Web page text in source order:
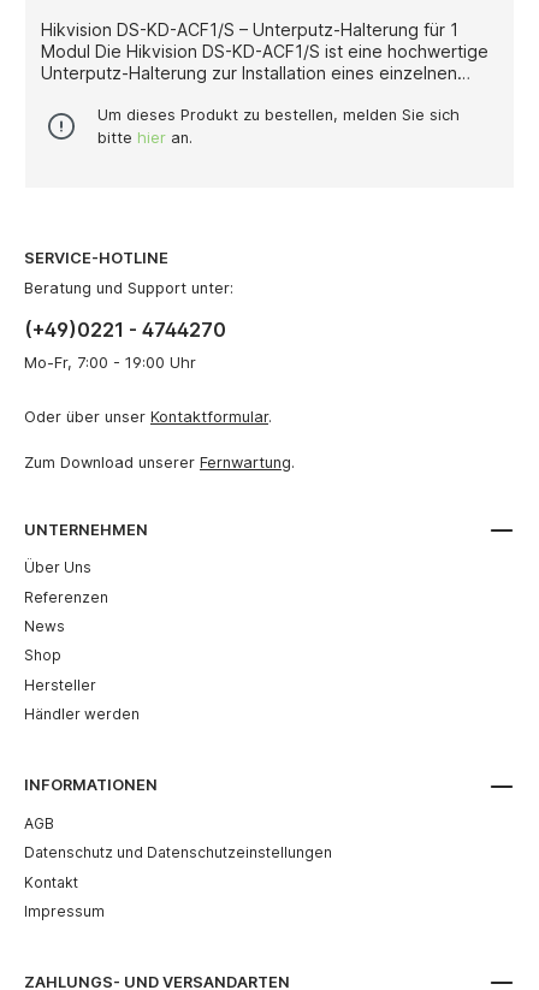
Hikvision DS-KD-ACF1/S – Unterputz-Halterung für 1
Modul Die Hikvision DS-KD-ACF1/S ist eine hochwertige
Unterputz-Halterung zur Installation eines einzelnen
bietet eine elegante und sichere Lösung für den
bündigen Einbau in Wänden und sorgt so für ein
die Installation einfach und zeitsparend gelingt. Ideal
geeignet für private und gewerbliche Anwendungen,
zuverlässige Montage der Türstation. Technische
Details: Funktion: Unterputzhalterung für 1 Modul
Material: Edelstahl oder Kunststoff mit Metallfrontplatte
Um dieses Produkt zu bestellen, melden Sie sich
bitte hier an.
UNTERNEHMEN
Über Uns
Referenzen
News
Shop
Hersteller
Händler werden
INFORMATIONEN
AGB
Datenschutz und Datenschutzeinstellungen
Kontakt
Impressum
SERVICE-HOTLINE
Beratung und Support unter:
(+49)0221 - 4744270
Mo-Fr, 7:00 - 19:00 Uhr
Oder über unser Kontaktformular.
Zum Download unserer Fernwartung.
ZAHLUNGS- UND VERSANDARTEN